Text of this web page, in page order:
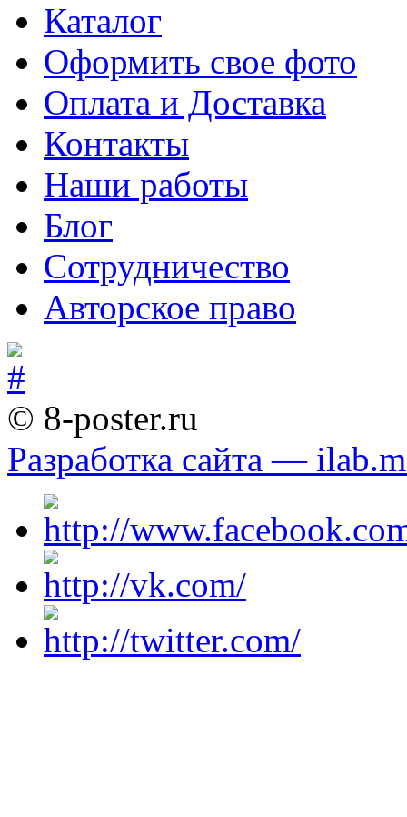
Каталог
Оформить свое фото
Оплата и Доставка
Контакты
Наши работы
Блог
Сотрудничество
Авторское право
© 8-poster.ru
Разработка сайта —